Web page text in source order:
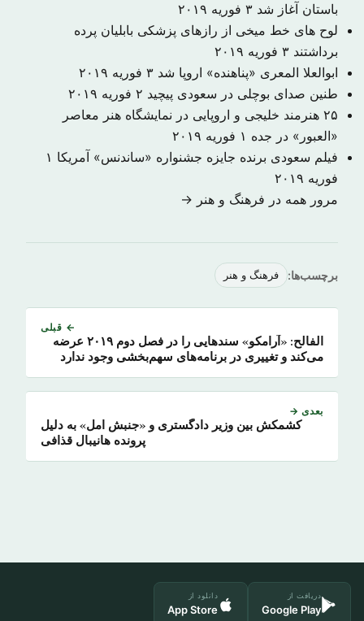
باستان آغاز شد ۳ فوریه ۲۰۱۹
لوح های خط میخی از رازهای پزشکی بابلیان پرده
برداشتند ۳ فوریه ۲۰۱۹
ابوالعلا المعری «پناهنده» اروپا شد ۳ فوریه ۲۰۱۹
طنین صدای بوچلی در سعودی پیچید ۲ فوریه ۲۰۱۹
۲۵ هنرمند خلیجی و اروپایی در نمایشگاه هنر معاصر
«العبور» در جده ۱ فوریه ۲۰۱۹
فیلم سعودی برنده جایزه جشنواره «ساندنس» آمریکا ۱
فوریه ۲۰۱۹
مرور همه در فرهنگ و هنر →
برچسب‌ها: فرهنگ و هنر
← قبلی
الفالح: «آرامکو» سندهایی را در فصل دوم ۲۰۱۹ عرضه
می‌کند و تغییری در برنامه‌های سهم‌بخشی وجود ندارد
بعدی →
کشمکش بین وزیر دادگستری و «جنبش امل» به دلیل
پرونده هانیبال قذافی
دریافت از
Google Play
دانلود از
App Store